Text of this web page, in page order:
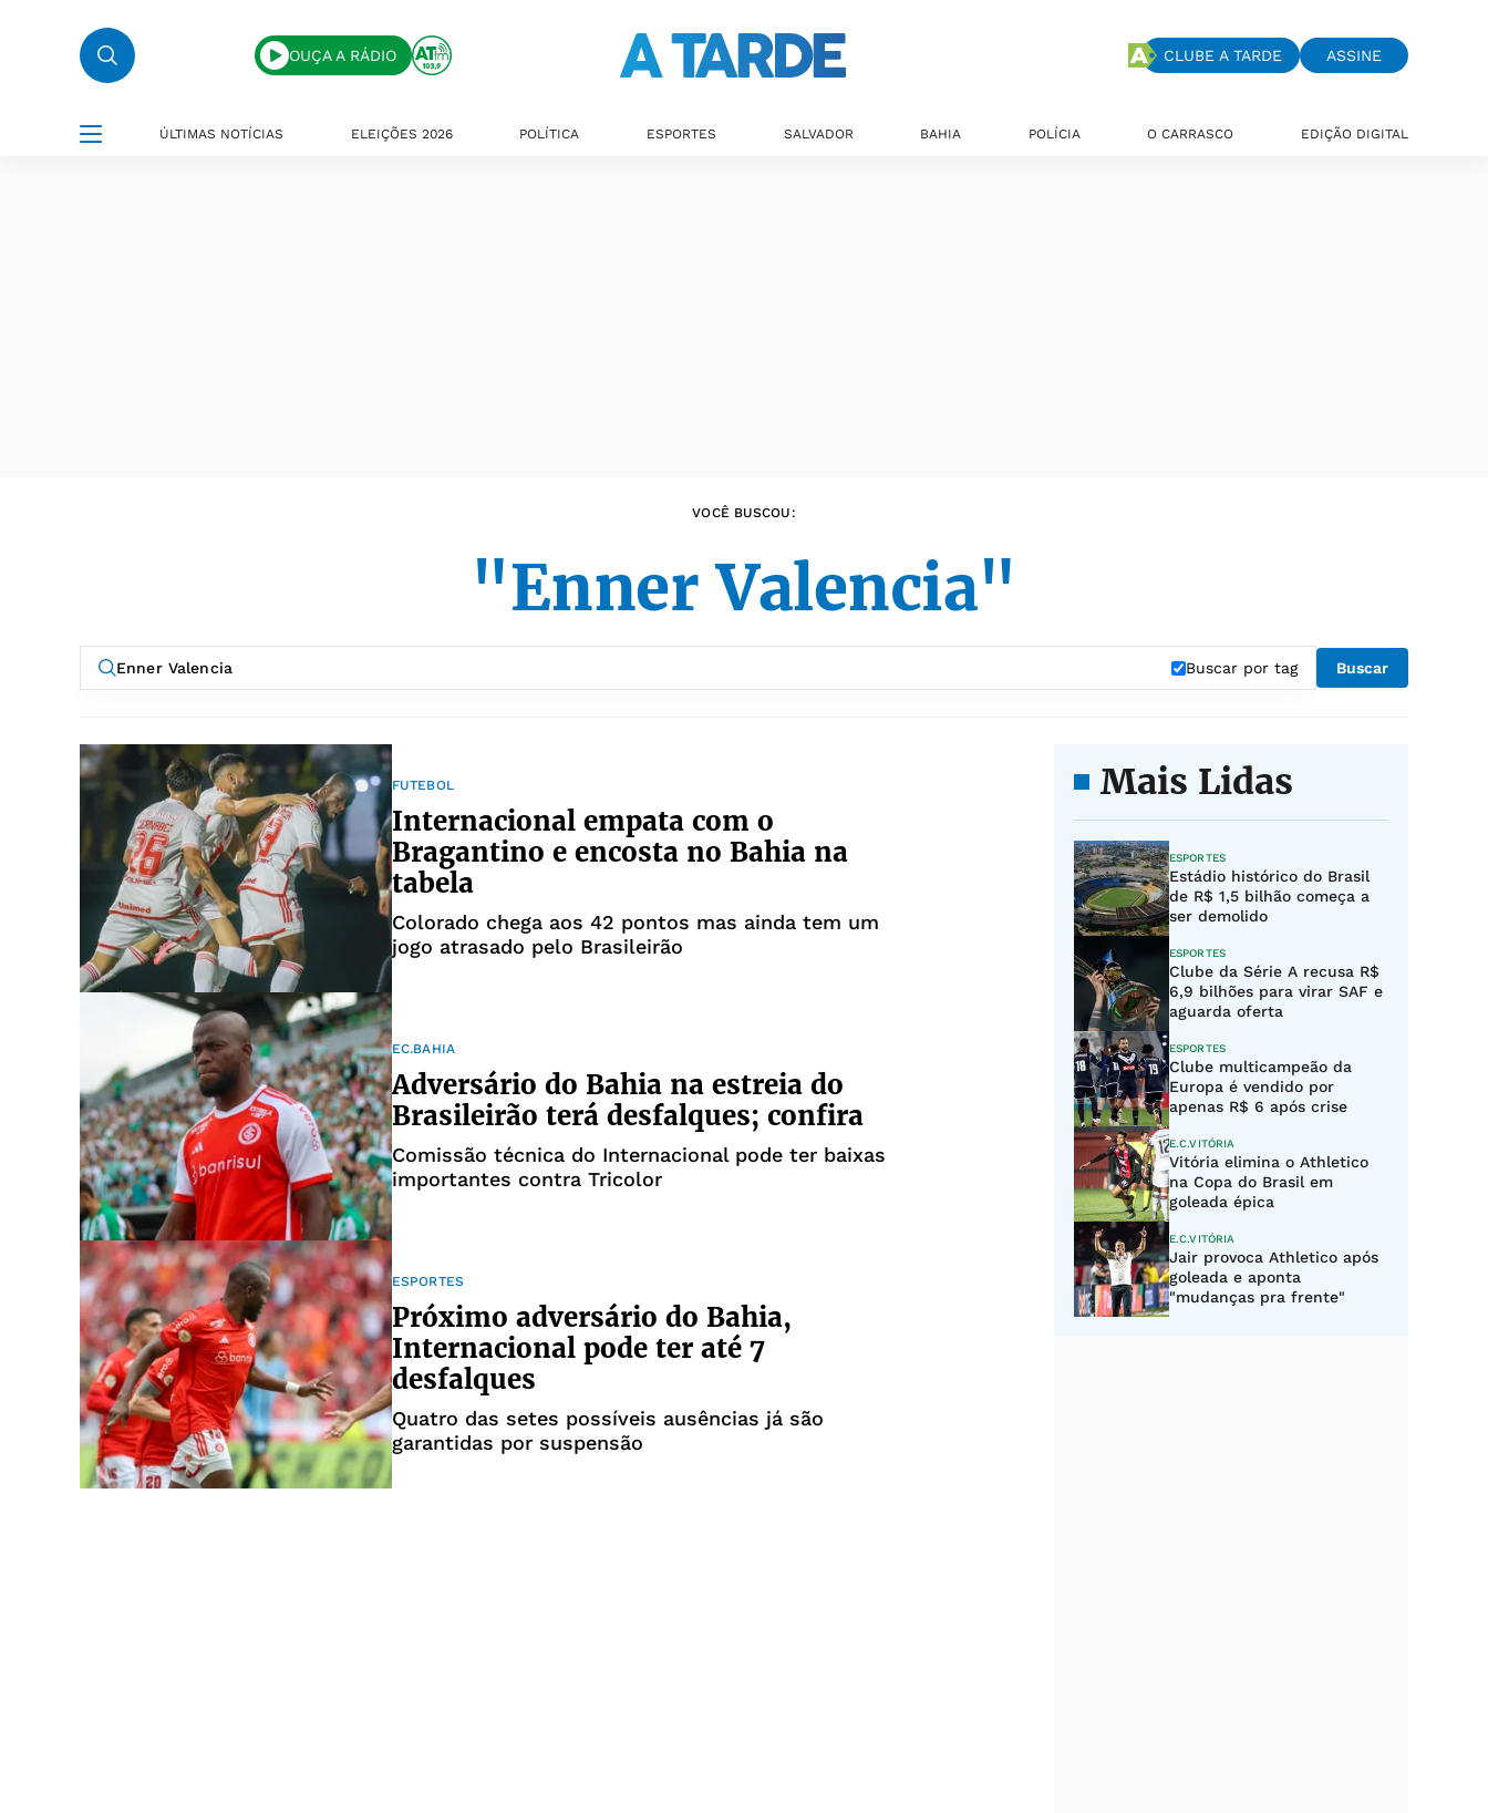
OUÇA A RÁDIO CLUBE A TARDE ASSINE
ÚLTIMAS NOTÍCIAS ELEIÇÕES 2026 POLÍTICA ESPORTES SALVADOR BAHIA POLÍCIA O CARRASCO EDIÇÃO DIGITAL
VOCÊ BUSCOU:
"Enner Valencia"
Buscar por tag Buscar
FUTEBOL
Internacional empata com o
Bragantino e encosta no Bahia na
tabela
Colorado chega aos 42 pontos mas ainda tem um
jogo atrasado pelo Brasileirão
EC.BAHIA
Adversário do Bahia na estreia do
Brasileirão terá desfalques; confira
Comissão técnica do Internacional pode ter baixas
importantes contra Tricolor
ESPORTES
Próximo adversário do Bahia,
Internacional pode ter até 7
desfalques
Quatro das setes possíveis ausências já são
garantidas por suspensão
Mais Lidas
ESPORTES
Estádio histórico do Brasil
de R$ 1,5 bilhão começa a
ser demolido
ESPORTES
Clube da Série A recusa R$
6,9 bilhões para virar SAF e
aguarda oferta
ESPORTES
Clube multicampeão da
Europa é vendido por
apenas R$ 6 após crise
E.C.VITÓRIA
Vitória elimina o Athletico
na Copa do Brasil em
goleada épica
E.C.VITÓRIA
Jair provoca Athletico após
goleada e aponta
"mudanças pra frente"